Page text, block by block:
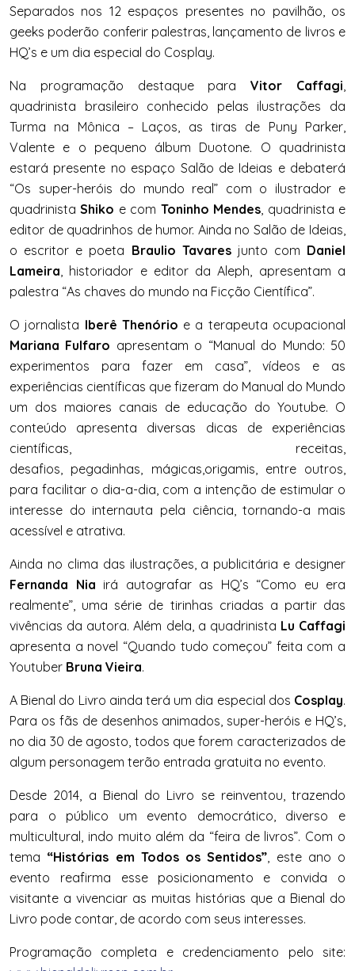
Separados nos 12 espaços presentes no pavilhão, os
geeks poderão conferir palestras, lançamento de livros e
HQ’s e um dia especial do Cosplay.
Na programação destaque paraVitor Caffagi,
quadrinista brasileiro conhecido pelas ilustrações da
Turma na Mônica – Laços, as tiras de Puny Parker,
Valente e o pequeno álbum Duotone. O quadrinista
estará presente no espaço Salão de Ideias e debaterá
“Os super-heróis do mundo real” com o ilustrador e
quadrinistaShiko e com Toninho Mendes, quadrinista e
editor de quadrinhos de humor. Ainda no Salão de Ideias,
o escritor e poeta Braulio Tavaresjunto com Daniel
Lameira, historiador e editor da Aleph, apresentam a
palestra “As chaves do mundo na Ficção Científica”.
O jornalista Iberê Thenório e a terapeuta ocupacional
Mariana Fulfaro apresentam o “Manual do Mundo: 50
experimentos para fazer em casa”, vídeos e as
experiências científicas que fizeram do Manual do Mundo
um dos maiores canais de educação do Youtube. O
conteúdo apresenta diversas dicas de experiências
científicas, receitas,
desafios, pegadinhas, mágicas,origamis, entre outros,
para facilitar o dia-a-dia, com a intenção de estimular o
interesse do internauta pela ciência, tornando-a mais
acessível e atrativa.
Ainda no clima das ilustrações, a publicitária e designer
Fernanda Nia irá autografar as HQ’s “Como eu era
realmente”, uma série de tirinhas criadas a partir das
vivências da autora. Além dela, a quadrinista Lu Caffagi
apresenta a novel “Quando tudo começou” feita com a
Youtuber Bruna Vieira.
A Bienal do Livro ainda terá um dia especial dos Cosplay.
Para os fãs de desenhos animados, super-heróis e HQ’s,
no dia 30 de agosto, todos que forem caracterizados de
algum personagem terão entrada gratuita no evento.
Desde 2014, a Bienal do Livro se reinventou, trazendo
para o público um evento democrático, diverso e
multicultural, indo muito além da “feira de livros”. Com o
tema “Histórias em Todos os Sentidos”, este ano o
evento reafirma esse posicionamento e convida o
visitante a vivenciar as muitas histórias que a Bienal do
Livro pode contar, de acordo com seus interesses.
Programação completa e credenciamento pelo site: